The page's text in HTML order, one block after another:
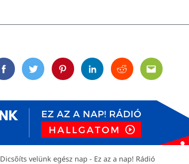
FacebookTwitterPinterestLinkedinRedditEmail
Dicsőíts velünk egész nap - Ez az a nap! Rádió